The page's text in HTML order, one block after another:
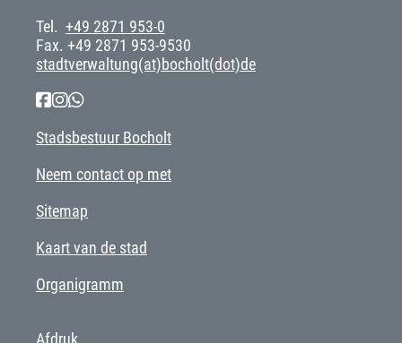
Tel. +49 2871 953-0
Fax. +49 2871 953-9530
stadtverwaltung(at)bocholt(dot)de
Stadsbestuur Bocholt
Neem contact op met
Sitemap
Kaart van de stad
Organigramm
Afdruk